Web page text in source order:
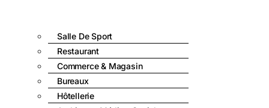
Salle De Sport
Restaurant
Commerce & Magasin
Bureaux
Hôtellerie